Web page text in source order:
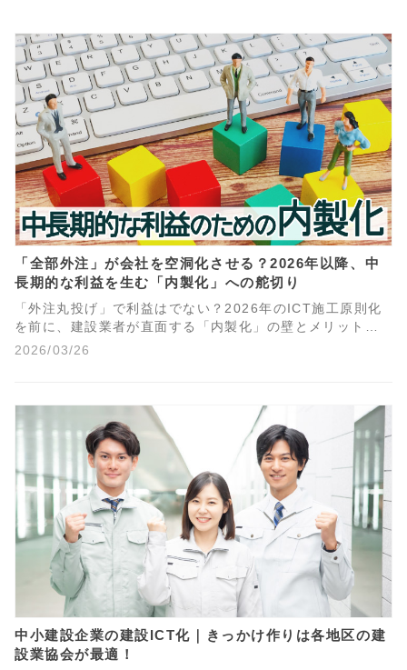
「全部外注」が会社を空洞化させる？2026年以降、中
長期的な利益を生む「内製化」への舵切り
「外注丸投げ」で利益はでない？2026年のICT施工原則化
を前に、建設業者が直面する「内製化」の壁とメリットを
徹底解説。作業時間削減が利益に直結しない理由や、補助
2026/03/26
中小建設企業の建設ICT化｜きっかけ作りは各地区の建
設業協会が最適！